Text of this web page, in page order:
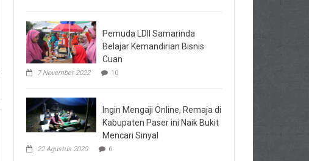
Pemuda LDII Samarinda
Belajar Kemandirian Bisnis
Cuan
7 November 2022 10
Ingin Mengaji Online, Remaja di
Kabupaten Paser ini Naik Bukit
Mencari Sinyal
22 Agustus 2020 6